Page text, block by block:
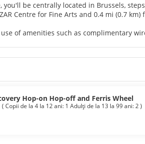
be centrally located in Brussels,
Centre for Fine Arts and 0.4 mi (0.7
of amenities such as complimentary
is available for your entertainment.
request irons/ironing boards.
of ibis Brussels off Grand Place.
AM to 9:30 AM and on weekends from
multilingual staff, and luggage storage.
Hop-on Hop-off and Ferris Wheel
( Copii de la 4 la 12 ani: 1 Adulţi de la 13 la 99 ani: 2)